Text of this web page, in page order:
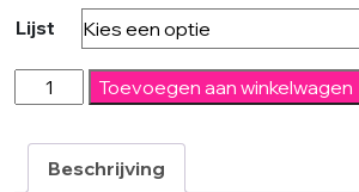
Lijst
Circle
Pink
Modern
Toevoegen aan winkelwagen
Beschrijving